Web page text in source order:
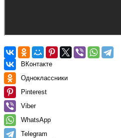
ВКонтакте
Одноклассники
Pinterest
Viber
WhatsApp
Telegram